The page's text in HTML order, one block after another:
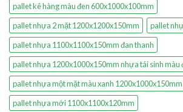
pallet kê hàng màu đen 600x1000x100mm
pallet nhựa 2 mặt 1200x1200x150mm
pallet
pallet nhựa 1100x1100x150mm đan thanh
pallet nhựa 1200x1000x150mm nhựa tái sinh màu
pallet nhựa một mặt màu xanh 1200x1000x150mm
pallet nhựa mới 1100x1100x120mm